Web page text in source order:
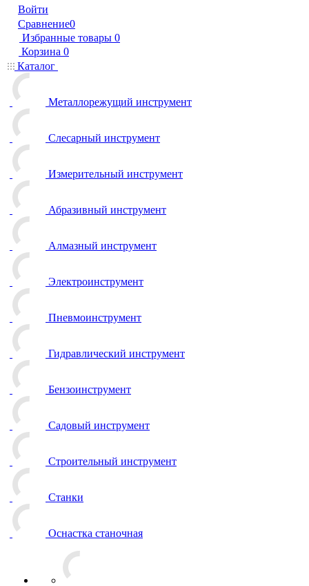
Войти
Сравнение0
Избранные товары 0
Корзина 0
Каталог
Металлорежущий инструмент
Слесарный инструмент
Измерительный инструмент
Абразивный инструмент
Алмазный инструмент
Электроинструмент
Пневмоинструмент
Гидравлический инструмент
Бензоинструмент
Садовый инструмент
Строительный инструмент
Станки
Оснастка станочная